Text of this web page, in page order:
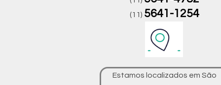
(11) 5641-1254
Estamos localizados em São